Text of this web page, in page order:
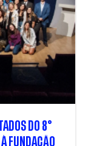
DO 8°
FUNDAÇÃO